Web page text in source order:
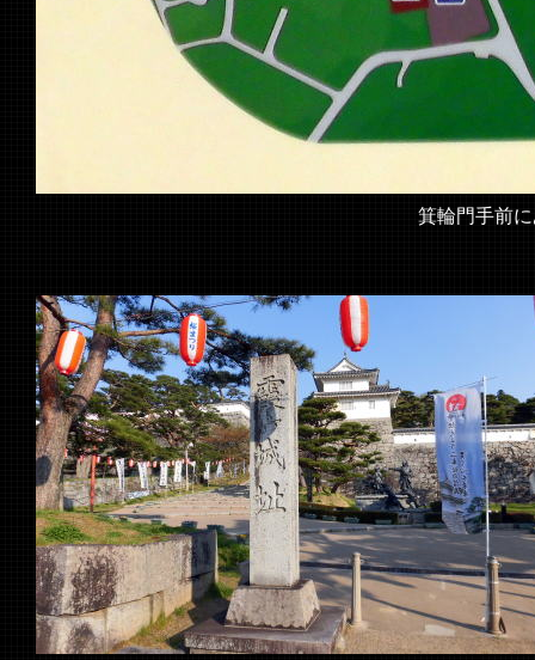
箕輪門手前